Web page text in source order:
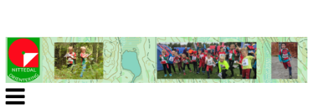
Veksle
navigasjon